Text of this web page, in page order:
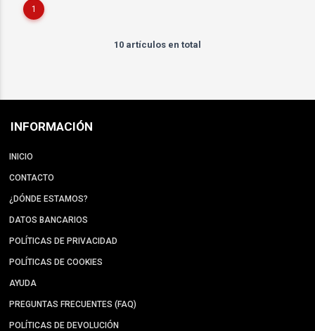
1
10 artículos en total
INFORMACIÓN
INICIO
CONTACTO
¿DÓNDE ESTAMOS?
DATOS BANCARIOS
POLÍTICAS DE PRIVACIDAD
POLÍTICAS DE COOKIES
AYUDA
PREGUNTAS FRECUENTES (FAQ)
POLÍTICAS DE DEVOLUCIÓN